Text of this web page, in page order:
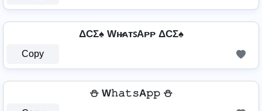
ΔCΣ♠ Wʜ̷ᴀᴛꜱAᴘᴘ ΔCΣ♠
Copy
⛄ W𝚑𝚊𝚝𝚜A𝚙𝚙 ⛄